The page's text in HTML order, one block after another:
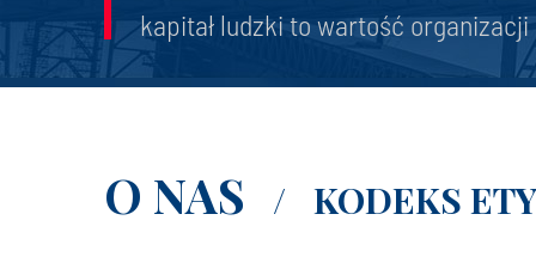
kapitał ludzki to wartość organizacji
O NAS / KODEKS